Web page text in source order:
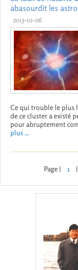
abasourdit les
2013-01-06
Ce qui trouble le plus
de ce cluster a existé
pour abruptement
plus ...
Page | 1 |